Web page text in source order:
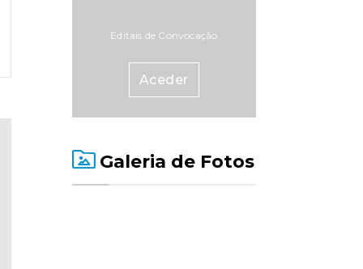
Editais de Convocação
Aceder
Galeria de Fotos